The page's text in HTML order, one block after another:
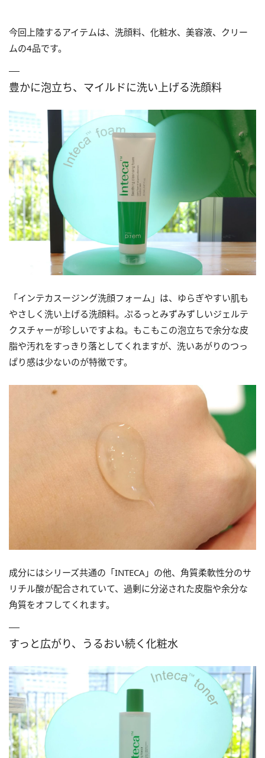
今回上陸するアイテムは、洗顔料、化粧水、美容液、クリー
ムの4品です。
豊かに泡立ち、マイルドに洗い上げる洗顔料
「インテカスージング洗顔フォーム」は、ゆらぎやすい肌も
やさしく洗い上げる洗顔料。ぷるっとみずみずしいジェルテ
クスチャーが珍しいですよね。もこもこの泡立ちで余分な皮
脂や汚れをすっきり落としてくれますが、洗いあがりのつっ
ぱり感は少ないのが特徴です。
成分にはシリーズ共通の「INTECA」の他、角質柔軟性分のサ
リチル酸が配合されていて、過剰に分泌された皮脂や余分な
角質をオフしてくれます。
すっと広がり、うるおい続く化粧水